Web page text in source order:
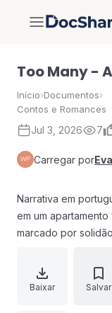
DocShare
Too Many -
Início›Documentos›
Contos e Romances
Jul 3, 2026 7
Carregar por
Narrativa em
em um
marcado por
descreve a falta de
do próprio espaço
Baixar Salvar